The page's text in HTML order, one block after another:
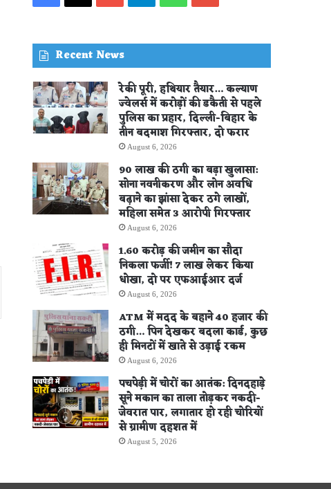
Recent News
रेकी पूरी, हथियार तैयार… कल्याण
ज्वेलर्स में करोड़ों की डकैती से पहले
पुलिस का प्रहार, दिल्ली-बिहार के
तीन बदमाश गिरफ्तार, दो फरार
August 6, 2026
90 लाख की ठगी का बड़ा खुलासा:
सोना नवनीकरण और लोन अवधि
बढ़ाने का झांसा देकर ठगे लाखों,
महिला समेत 3 आरोपी गिरफ्तार
August 6, 2026
1.60 करोड़ की जमीन का सौदा
निकला फर्जी! 7 लाख लेकर किया
धोखा, दो पर एफआईआर दर्ज
August 6, 2026
ATM में मदद के बहाने 40 हजार की
ठगी… पिन देखकर बदला कार्ड, कुछ
ही मिनटों में खाते से उड़ाई रकम
August 6, 2026
पचपेड़ी में चोरों का आतंक: दिनदहाड़े
सूने मकान का ताला तोड़कर नकदी-
जेवरात पार, लगातार हो रही चोरियों
से ग्रामीण दहशत में
August 5, 2026